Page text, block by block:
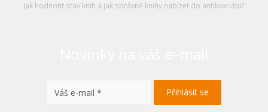
Jak hodnotit stav knih a jak správně knihy nabízet do antikvariátu?